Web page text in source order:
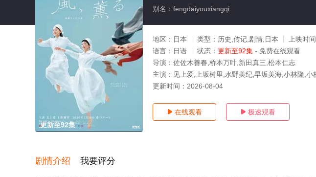
更新至92集
别名：fengdaiyouxiangqi
地区： 日本 类型： 历史,传记,剧情,日本 上映时间
语言： 日语 状态： 更新至92集 - 免费在线观看
导演： 佐佐木善春,桥本万叶,新田真三,松本仁志
主演： 见上爱,上坂树里,水野美纪,早坂美海,小林隆,
更新时间： 2026-08-04
 在线观看  极速观看
剧情介绍 我要评分